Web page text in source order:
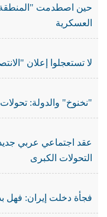
حين اصطدمت "المنطقة
العسكرية
لا تستعجلوا إعلان
"نخنوخ" والدولة:
عقد اجتماعي عربي
التحولات الكبرى
فجأة دخلت إيران: فهل